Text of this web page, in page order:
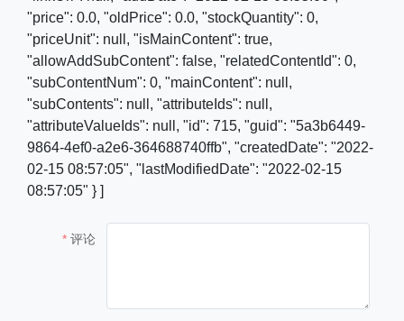
"price": 0.0, "oldPrice": 0.0, "stockQuantity": 0,
"priceUnit": null, "isMainContent": true,
"allowAddSubContent": false, "relatedContentId": 0,
"subContentNum": 0, "mainContent": null,
"subContents": null, "attributeIds": null,
"attributeValueIds": null, "id": 715, "guid": "5a3b6449-
9864-4ef0-a2e6-364688740ffb", "createdDate": "2022-
02-15 08:57:05", "lastModifiedDate": "2022-02-15
08:57:05" } ]